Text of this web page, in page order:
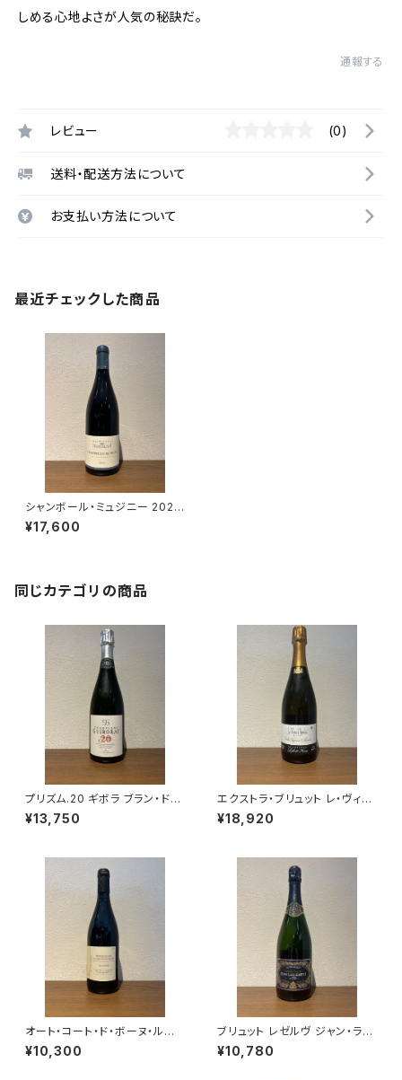
しめる心地よさが人気の秘訣だ。
通報する
レビュー (0)
送料・配送方法について
お支払い方法について
最近チェックした商品
シャンボール・ミュジニー 2023
750ml レシュノー
¥17,600
同じカテゴリの商品
プリズム.20 ギボラ ブラン・ド・
ブラン シャンパーニュ グラン・ク
リュ 750ml
¥13,750
エクストラ・ブリュット レ・ヴィー
ニュ・ドートルフォワ 2021 ラエ
ルト・フレール シャンパーニュ ム
¥18,920
オート・コート・ド・ボーヌ・ルー
ジュ レ・コテ 2022 ドメーヌ・
ド・カシオペ 赤ワイン ブルゴー
¥10,300
ブリュット レゼルヴ ジャン・ラル
マン シャンパーニュ ヴェルズネ
イ 750ml
¥10,780